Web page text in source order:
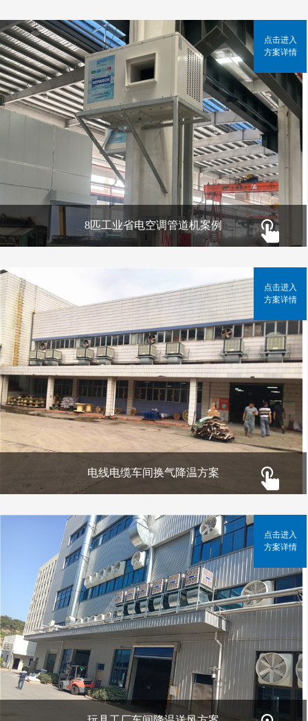
8匹工业省电空调管道机案例
点击进入
方案详情
电线电缆车间换气降温方案
点击进入
方案详情
点击进入
方案详情